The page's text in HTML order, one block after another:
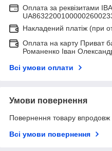
Оплата за реквізитами
Накладений платіж (при
Оплата на карту Приват
Романенко Іван
Всі умови оплати
Умови повернення
Повернення товару впродовж
Всі умови повернення